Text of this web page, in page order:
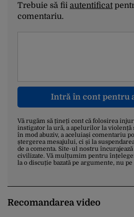
Trebuie să fii autentificat
comentariu.
Intră în cont pentru
Vă rugăm să țineți cont că folosirea
instigator la ură, a apelurilor la violență
în mod abuziv, a aceluiași comentariu
ștergerea mesajului, ci și la
de a comenta. Site-ul nostru
civilizate. Vă mulțumim pentru
la o discuție bazată pe argumente, nu pe
Recomandarea video